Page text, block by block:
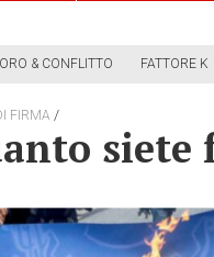
& CONFLITTO FATTORE K
FIRMA /
siete